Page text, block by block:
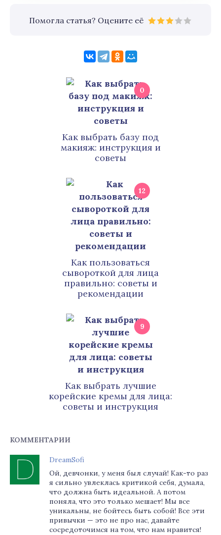
Помогла статья? Оцените её
0
Как выбрать базу под
макияж: инструкция и
советы
12
Как пользоваться
сывороткой для лица
правильно: советы и
рекомендации
9
Как выбрать лучшие
корейские кремы для лица:
советы и инструкция
КОММЕНТАРИИ
DreamSofi
Ой, девчонки, у меня был случай! Как-то раз
я сильно увлеклась критикой себя, думала,
что должна быть идеальной. А потом
поняла, что это только мешает! Мы все
уникальны, не бойтесь быть собой! Все эти
привычки — это не про нас, давайте
сосредоточимся на том, что нам нравится!